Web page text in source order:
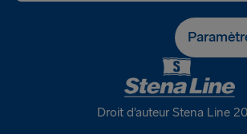
Droit d’auteur Stena Line